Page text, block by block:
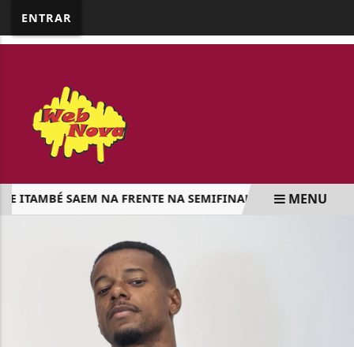
ENTRAR
SAEM NA FRENTE NA SEMIFINAL DA LIGA DEMENU